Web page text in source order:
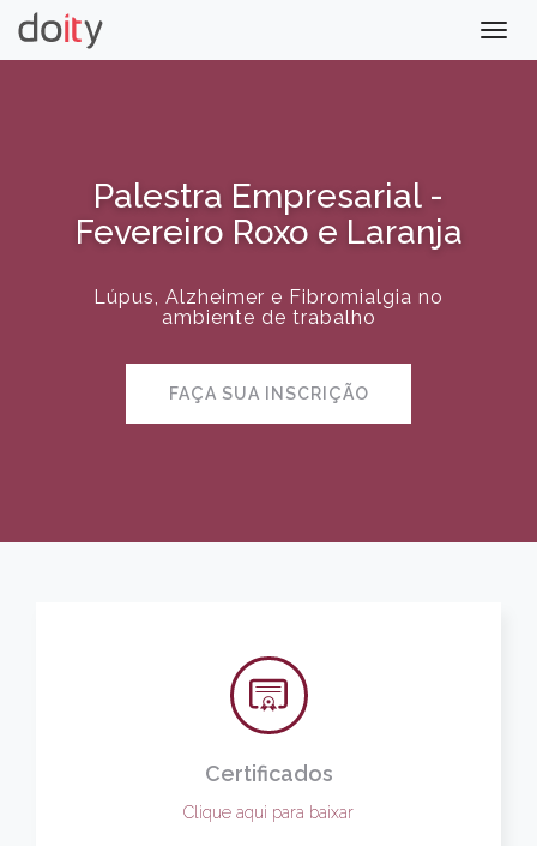
Palestra Empresarial -
Fevereiro Roxo e Laranja
Lúpus, Alzheimer e Fibromialgia no
ambiente de trabalho
FAÇA SUA INSCRIÇÃO
Certificados
Clique aqui para baixar